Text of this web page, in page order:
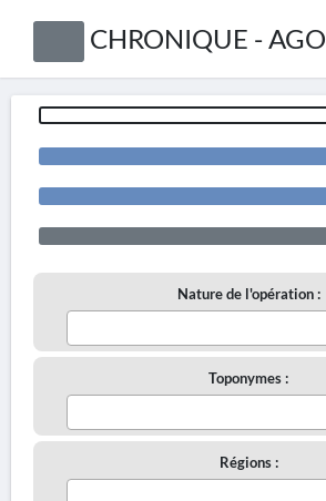
CHRONIQUE - AGO
Nature de l'opération :
Toponymes :
Régions :